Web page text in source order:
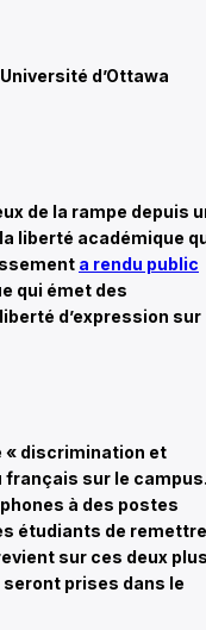
d’Ottawa
de la rampe depuis
liberté académique
a rendu public
qui émet des
d’expression sur
« discrimination et
français sur le
à des postes
étudiants de remettre
sur ces deux
prises dans le